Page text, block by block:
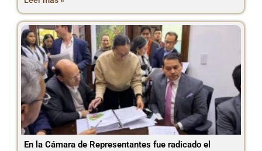
En la Cámara de Representantes fue radicado el